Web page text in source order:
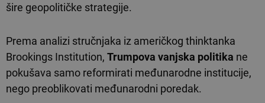
šire geopolitičke strategije.
Prema analizi stručnjaka iz američkog thinktanka
Brookings Institution, Trumpova vanjska politika ne
pokušava samo reformirati međunarodne institucije,
nego preoblikovati međunarodni poredak.